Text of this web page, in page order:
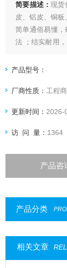
简要描述：现货
皮、铝皮、铜
简单通俗易懂
法 ；结实耐用
使三个辊平直，
钣金不打滑、不
产品型号：
厂商性质： 工程商
更新时间： 2026-
访 问 量： 1364
产品咨
产品分类
相关文章